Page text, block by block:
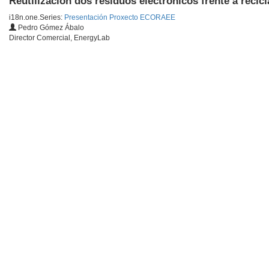
i18n.one.Series: Presentación Proxecto ECORAEE
Pedro Gómez Ábalo
Director Comercial, EnergyLab